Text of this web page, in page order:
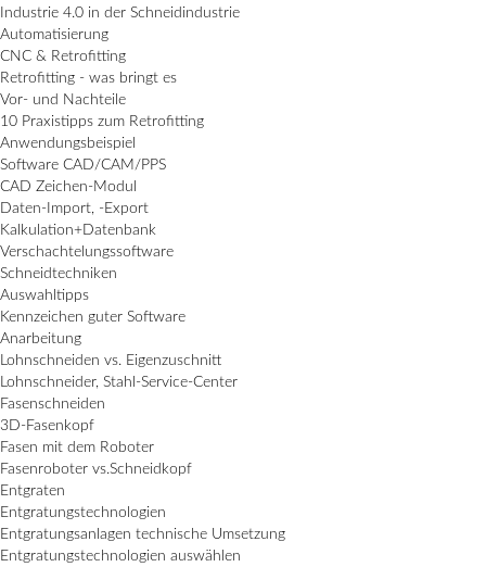
Industrie 4.0 in der Schneidindustrie
Automatisierung
CNC & Retrofitting
Retrofitting - was bringt es
Vor- und Nachteile
10 Praxistipps zum Retrofitting
Anwendungsbeispiel
Software CAD/CAM/PPS
CAD Zeichen-Modul
Daten-Import, -Export
Kalkulation+Datenbank
Verschachtelungssoftware
Schneidtechniken
Auswahltipps
Kennzeichen guter Software
Anarbeitung
Lohnschneiden vs. Eigenzuschnitt
Lohnschneider, Stahl-Service-Center
Fasenschneiden
3D-Fasenkopf
Fasen mit dem Roboter
Fasenroboter vs.Schneidkopf
Entgraten
Entgratungstechnologien
Entgratungsanlagen technische Umsetzung
Entgratungstechnologien auswählen